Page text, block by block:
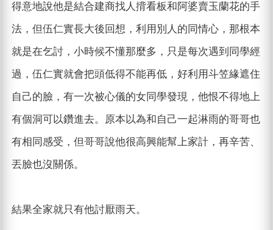
得意地說他是結合建商找人揹看板和阿婆賣玉蘭花的手
法，但伍仁實長大後回想，利用別人的同情心，那根本
就是在乞討，小時候不懂那麼多，只是每次遇到同學經
過，伍仁實就會把頭低得不能再低，好利用斗笠緣遮住
自己的臉，有一次被心儀的女同學發現，他恨不得地上
有個洞可以鑽進去。原本以為和自己一起淋雨的哥哥也
有相同感受，但哥哥說他很高興能幫上家計，再辛苦、
丟臉也沒關係。
結果全家就只有他討厭雨天。